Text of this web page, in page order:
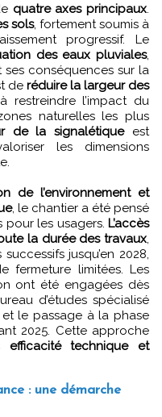
quatre axes principaux
sols, fortement soumis à
progressif. Le
des eaux pluviales,
conséquences sur la
de réduire la largeur des
restreindre l’impact du
naturelles les plus
de la signalétiqueest
les dimensions
de l’environnement et
, le chantier a été pensé
pour les usagers. L’accès
la durée des travaux
jusqu’en 2028,
fermeture limitées. Les
ont été engagées dès
d’études spécialisé
le passage à la phase
2025. Cette approche
efficacité technique et
: une démarche